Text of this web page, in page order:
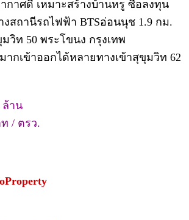
กาศดี เหมาะสร้างบ้านหรู ซื้อลงทุน
งสถานีรถไฟฟ้า BTSอ่อนนุช 1.9 กม.
วิท 50 พระโขนง กรุงเทพ
ากเข้าออกได้หลายทางเข้าสุขุมวิท 62
ล้าน
ท / ตรว.